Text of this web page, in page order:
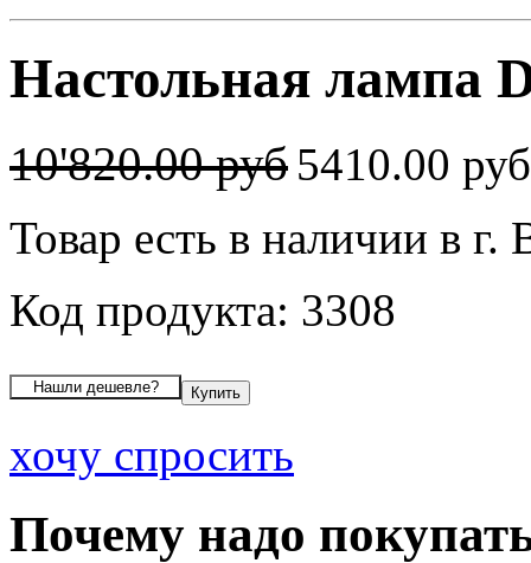
Настольная лампа
10'820.00 руб 5410.00
Товар есть в наличии в г.
Код продукта: 3308
хочу спросить
Почему надо